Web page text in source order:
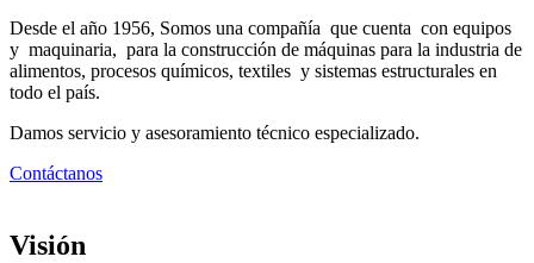
Desde el año 1956, Somos una compañía que cuenta con equipos
y maquinaria, para la construcción de máquinas para la industria de
alimentos, procesos químicos, textiles y sistemas estructurales en
todo el país.
Damos servicio y asesoramiento técnico especializado.
Contáctanos
Visión